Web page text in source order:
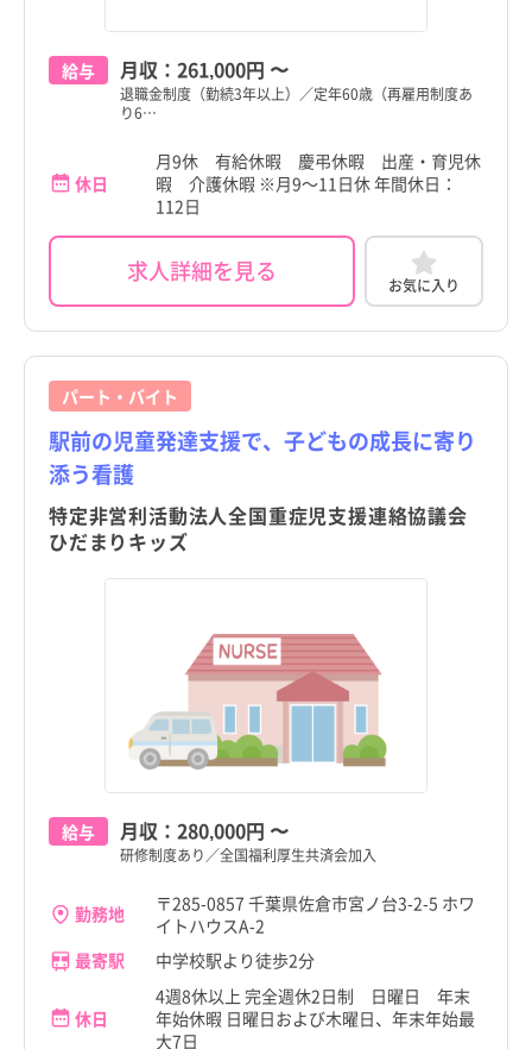
宮城県
秋田県
福島県
埼玉県
千葉県
神奈川県
新潟県
山梨県
長野県
岐阜県
滋賀県
野田市
茂原市
佐倉市
柏市
勝浦市
市原市
流山市
鎌ケ谷市
君津市
富津市
四街道市
八街市
職種・資格 すべて
保健師
施設形態すべて
病院
クリニック
介護施設
勤務形態すべて
常勤（夜勤なし）
パート・アルバイト（夜勤あり）
こだわりすべて
土日祝休み
年間休日120日以上
日勤のみ
残業少なめ
給与 月収： 261,000円 〜
退職金制度（勤続3年以上）／定年60歳（再雇用制度あ
り6…
休日
月9休 有給休暇 慶弔休暇 出産・育児休
暇 介護休暇 ※月9～11日休 年間休日：
112日
求人詳細を見る お気に入り
パート・バイト
駅前の児童発達支援で、子どもの成長に寄り
添う看護
特定非営利活動法人全国重症児支援連絡協議会
ひだまりキッズ
給与 月収： 280,000円 〜
研修制度あり／全国福利厚生共済会加入
勤務地
〒285-0857 千葉県佐倉市宮ノ台3-2-5 ホワ
イトハウスA-2
最寄駅
中学校駅より徒歩2分
休日
4週8休以上 完全週休2日制 日曜日 年末
年始休暇 日曜日および木曜日、年末年始最
大7日
宮城県
秋田県
福島県
埼玉県
千葉県
神奈川県
新潟県
山梨県
長野県
岐阜県
滋賀県
野田市
茂原市
佐倉市
柏市
勝浦市
市原市
流山市
鎌ケ谷市
君津市
富津市
四街道市
八街市
職種・資格 すべて
保健師
施設形態すべて
病院
クリニック
介護施設
勤務形態すべて
常勤（夜勤なし）
パート・アルバイト（夜勤あり）
こだわりすべて
土日祝休み
年間休日120日以上
日勤のみ
残業少なめ